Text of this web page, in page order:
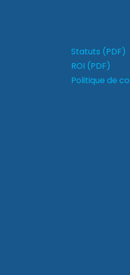
Statuts (PDF)
ROI (PDF)
Politique de